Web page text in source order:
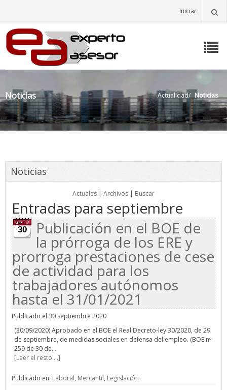
Iniciar
Noticias Actualidad/ Noticias
Noticias
Actuales | Archivos | Buscar
Entradas para septiembre
30 Publicación en el BOE de
la prórroga de los ERE y
prorroga prestaciones de cese
de actividad para los
trabajadores autónomos
hasta el 31/01/2021
Publicado el 30 septiembre 2020
(30/09/2020) Aprobado en el BOE el Real Decreto-ley 30/2020, de 29
de septiembre, de medidas sociales en defensa del empleo. (BOE nº
259 de 30 de...
[Leer el resto ...]
Publicado en: Laboral, Mercantil, Legislación